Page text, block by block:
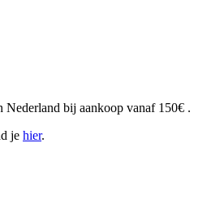
Nederland bij aankoop vanaf 150€ .
je hier.